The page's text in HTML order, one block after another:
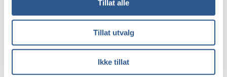
Tillat alle
Tillat utvalg
Ikke tillat
Effektpakken «Flere tog på Trønderbanen»,
som vil gi to tog i timen Melhus–Trondheim-
Stjørdal i grunnrute, og hele veien til Steinkjer i
Økt kapasitet for kombigodstransport på
relasjonene Oslo–Narvik og Oslo–Trondheim.